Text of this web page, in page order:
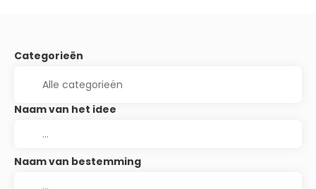
Categorieën
Naam van het idee
Naam van bestemming